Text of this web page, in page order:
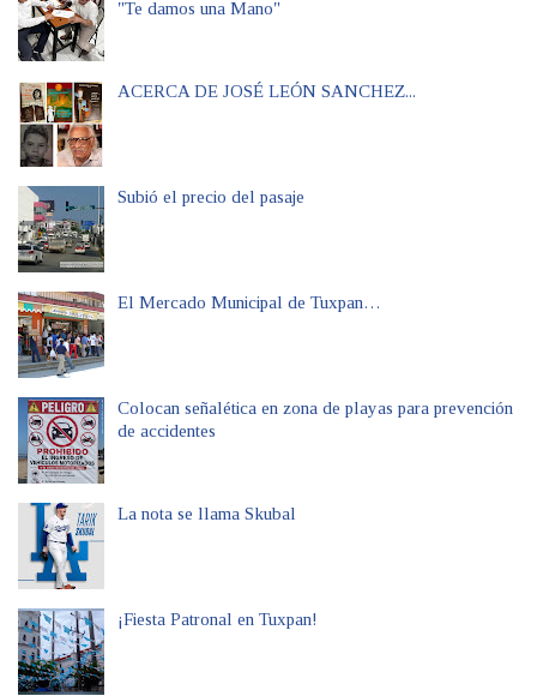
"Te damos una Mano"
ACERCA DE JOSÉ LEÓN SANCHEZ...
Subió el precio del pasaje
El Mercado Municipal de Tuxpan…
Colocan señalética en zona de playas para prevención
de accidentes
La nota se llama Skubal
¡Fiesta Patronal en Tuxpan!